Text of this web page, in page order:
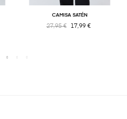
CAMISA SATÉN
27,95 € 17,99 €